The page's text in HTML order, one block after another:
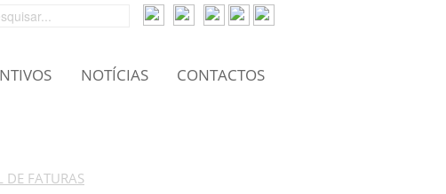
CONTACTOS
NOTÍCIAS
FATURAS